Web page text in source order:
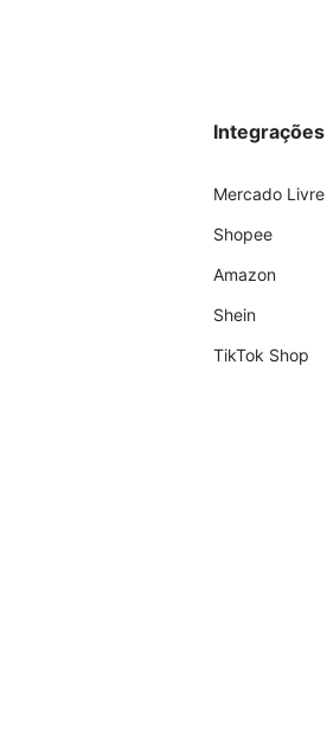
Integrações
Mercado Livre
Shopee
Amazon
Shein
TikTok Shop